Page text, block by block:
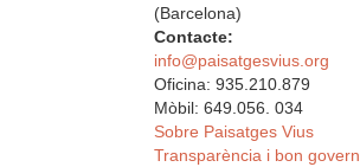
(Barcelona)
Contacte:
info@paisatgesvius.org
Oficina: 935.210.879
Mòbil: 649.056. 034
Sobre Paisatges Vius
Transparència i bon govern